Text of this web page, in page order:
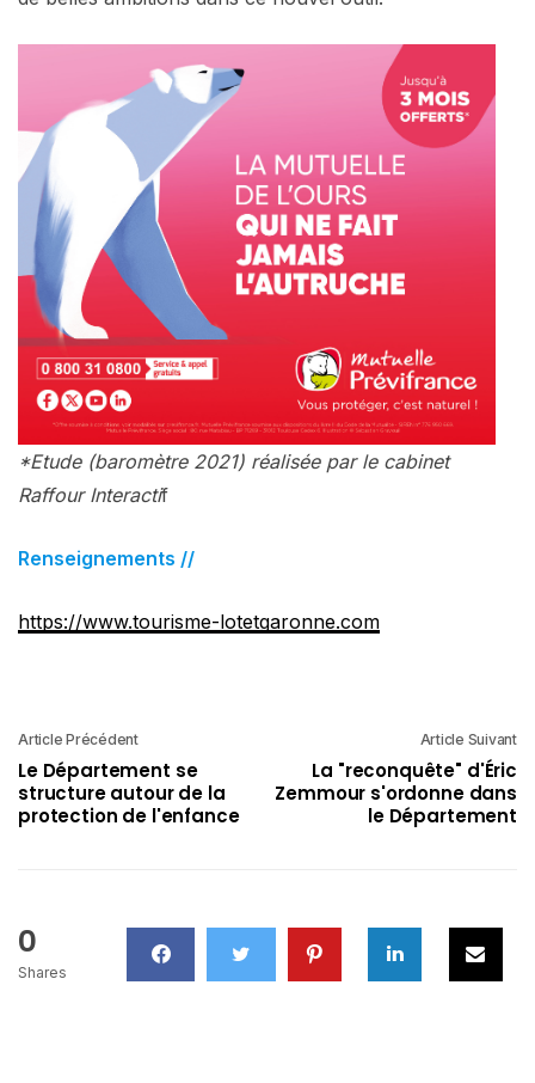
*Etude (baromètre 2021) réalisée par le cabinet
Raffour Interactif
Renseignements //
https://www.tourisme-lotetgaronne.com
Article Précédent
Le Département se
structure autour de la
protection de l'enfance
Article Suivant
La "reconquête" d'Éric
Zemmour s'ordonne dans
le Département
0
Shares